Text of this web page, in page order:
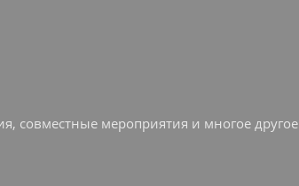
совместные мероприятия и многое другое